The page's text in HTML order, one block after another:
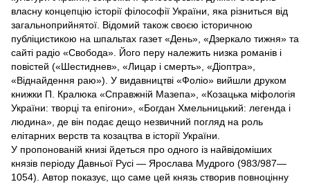
власну концепцію історії філософії України, яка різниться від
загальноприйнятої. Відомий також своєю історичною
публіцистикою на шпальтах газет «День», «Дзеркало тижня» та
сайті радіо «Свобода». Його перу належить низка романів і
повістей («Шестиднев», «Лицар і смерть», «Діоптра»,
«Віднайдення раю»). У видавництві «Фоліо» вийшли друком
книжки П. Кралюка «Справжній Мазепа», «Козацька міфологія
України: творці та епігони», «Богдан Хмельницький: легенда і
людина», де він подає дещо незвичний погляд на роль
елітарних верств та козацтва в історії України.
У пропонованій книзі йдеться про одного із найвідоміших
князів періоду Давньої Русі — Ярослава Мудрого (983/987—
1054). Автор показує, що саме цей князь створив повноцінну